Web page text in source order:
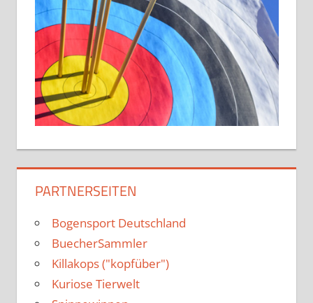
PARTNERSEITEN
Bogensport Deutschland
BuecherSammler
Killakops ("kopfüber")
Kuriose Tierwelt